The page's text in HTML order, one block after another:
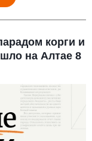
корги и
на Алтае 8